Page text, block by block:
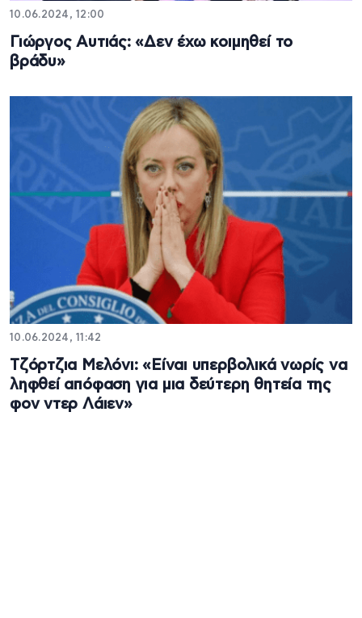
10.06.2024, 12:00
Γιώργος Αυτιάς: «Δεν έχω κοιμηθεί το
βράδυ»
10.06.2024, 11:42
Τζόρτζια Μελόνι: «Είναι υπερβολικά νωρίς να
ληφθεί απόφαση για μια δεύτερη θητεία της
φον ντερ Λάιεν»